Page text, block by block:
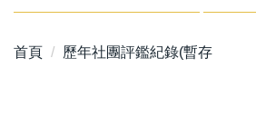
首頁 歷年社團評鑑紀錄(暫存